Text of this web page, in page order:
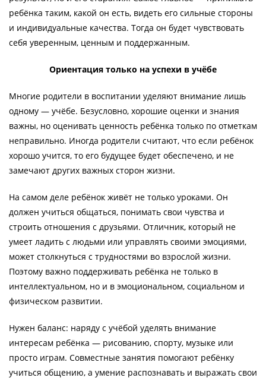
ребёнка таким, какой он есть, видеть его сильные стороны
и индивидуальные качества. Тогда он будет чувствовать
себя уверенным, ценным и поддержанным.
Ориентация только на успехи в учёбе
Многие родители в воспитании уделяют внимание лишь
одному — учёбе. Безусловно, хорошие оценки и знания
важны, но оценивать ценность ребёнка только по отметкам
неправильно. Иногда родители считают, что если ребёнок
хорошо учится, то его будущее будет обеспечено, и не
замечают других важных сторон жизни.
На самом деле ребёнок живёт не только уроками. Он
должен учиться общаться, понимать свои чувства и
строить отношения с друзьями. Отличник, который не
умеет ладить с людьми или управлять своими эмоциями,
может столкнуться с трудностями во взрослой жизни.
Поэтому важно поддерживать ребёнка не только в
интеллектуальном, но и в эмоциональном, социальном и
физическом развитии.
Нужен баланс: наряду с учёбой уделять внимание
интересам ребёнка — рисованию, спорту, музыке или
просто играм. Совместные занятия помогают ребёнку
учиться общению, а умение распознавать и выражать свои